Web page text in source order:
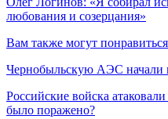
любования и созерцания»
Вам также могут понравиться
Чернобыльскую АЭС начали
Российские войска
было поражено?